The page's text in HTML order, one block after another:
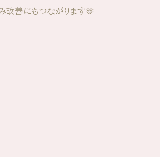
改善にもつながります🫶